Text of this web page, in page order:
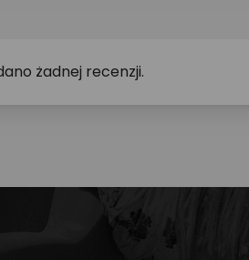
żadnej recenzji.